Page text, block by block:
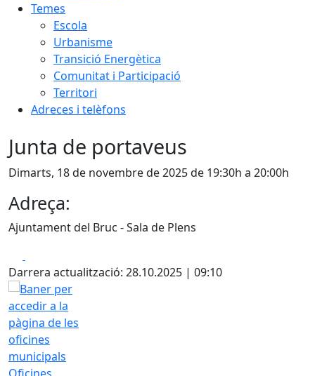
Temes
Escola
Urbanisme
Transició Energètica
Comunitat i Participació
Territori
Adreces i telèfons
Junta de portaveus
Dimarts, 18 de novembre de 2025 de 19:30h a 20:00h
Adreça:
Ajuntament del Bruc - Sala de Plens
Darrera actualització: 28.10.2025 | 09:10